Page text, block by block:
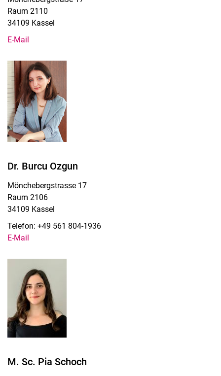
Raum 2110
34109 Kassel
E-Mail
Dr. Burcu Ozgun
Mönchebergstrasse 17
Raum 2106
34109 Kassel
Telefon: +49 561 804-1936
E-Mail
M. Sc. Pia Schoch